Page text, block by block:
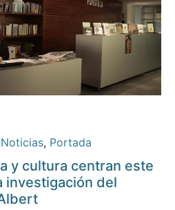
Noticias, Portada
y cultura centran este
investigación del